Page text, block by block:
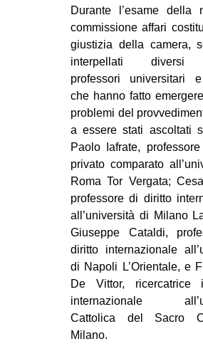
Durante l’esame della
commissione affari
giustizia della camera,
interpellati diversi
professori universitari
che hanno fatto
problemi del
a essere stati ascoltati
Paolo Iafrate,
privato comparato
Roma Tor Vergata;
professore di diritto
all’università di Milano
Giuseppe Cataldi,
diritto internazionale
di Napoli L’Orientale, e
De Vittor, ricercatrice
internazionale
Cattolica del Sacro
Milano.